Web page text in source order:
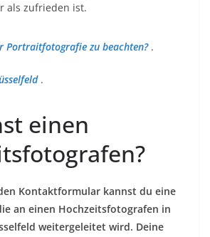
als zufrieden ist.
Portraitfotografie zu beachten?.
.
einen
Kontaktformular kannst du eine
an einen Hochzeitsfotografen in
weitergeleitet wird. Deine